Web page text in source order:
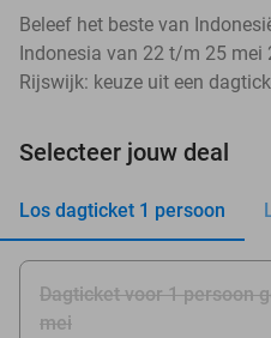
Beleef het beste van
Indonesia van 22 t/m 25 mei
Rijswijk: keuze uit een
Selecteer jouw deal
Los dagticket 1 persoon
Dagticket voor 1 persoon
mei